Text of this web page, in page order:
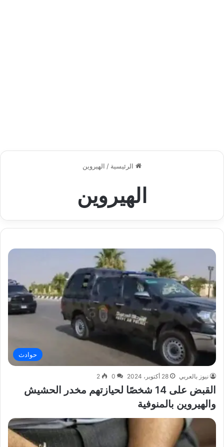
الرئيسية / الهيروين
الهيروين
حوادث
نيوز بالعربي 28 أكتوبر، 2024 0
2
القبض على 14 شخصًا لحيازتهم مخدر الحشيش
والهيروين بالمنوفية